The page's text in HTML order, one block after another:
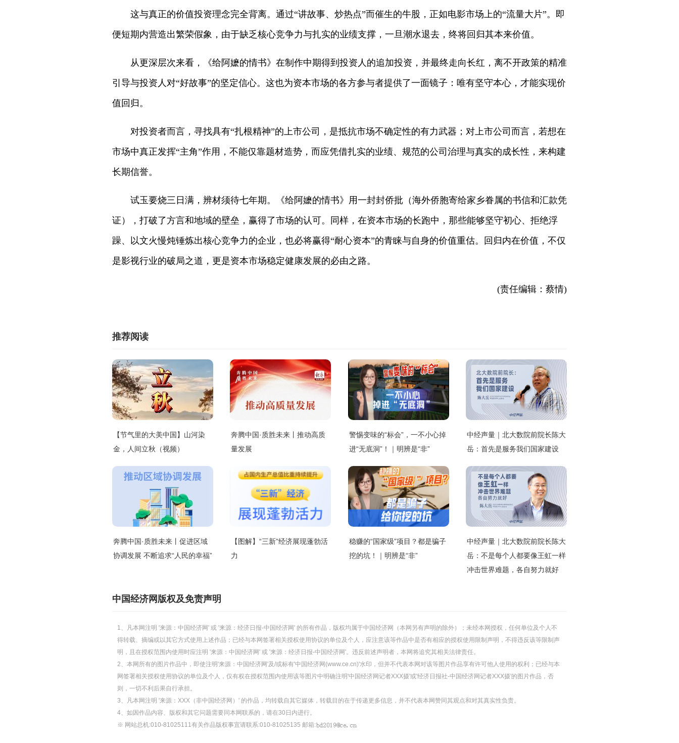
这与真正的价值投资理念完全背离。通过“讲故事、炒热点”而催生的牛股，正如电影市场上的“流量大片”。即
便短期内营造出繁荣假象，由于缺乏核心竞争力与扎实的业绩支撑，一旦潮水退去，终将回归其本来价值。
从更深层次来看，《给阿嬷的情书》在制作中期得到投资人的追加投资，并最终走向长红，离不开政策的精准
引导与投资人对“好故事”的坚定信心。这也为资本市场的各方参与者提供了一面镜子：唯有坚守本心，才能实现价
值回归。
对投资者而言，寻找具有“扎根精神”的上市公司，是抵抗市场不确定性的有力武器；对上市公司而言，若想在
市场中真正发挥“主角”作用，不能仅靠题材造势，而应凭借扎实的业绩、规范的公司治理与真实的成长性，来构建
长期信誉。
试玉要烧三日满，辨材须待七年期。《给阿嬷的情书》用一封封侨批（海外侨胞寄给家乡眷属的书信和汇款凭
证），打破了方言和地域的壁垒，赢得了市场的认可。同样，在资本市场的长跑中，那些能够坚守初心、拒绝浮
躁、以文火慢炖锤炼出核心竞争力的企业，也必将赢得“耐心资本”的青睐与自身的价值重估。回归内在价值，不仅
是影视行业的破局之道，更是资本市场稳定健康发展的必由之路。
(责任编辑：蔡情)
推荐阅读
【节气里的大美中国】山河染
金，人间立秋（视频）
奔腾中国·质胜未来丨推动高质
量发展
警惕变味的“标会”，一不小心掉
进“无底洞”！｜明辨是“非”
中经声量｜北大数院前院长陈大
岳：首先是服务我们国家建设
奔腾中国·质胜未来丨促进区域
协调发展 不断追求“人民的幸福”
【图解】“三新”经济展现蓬勃活
力
稳赚的“国家级”项目？都是骗子
挖的坑！｜明辨是“非”
中经声量｜北大数院前院长陈大
岳：不是每个人都要像王虹一样
冲击世界难题，各自努力就好
中国经济网版权及免责声明
1、凡本网注明 '来源：中国经济网' 或 '来源：经济日报-中国经济网' 的所有作品，版权均属于中国经济网（本网另有声明的除外）；未经本网授权，任何单位及个人不
得转载、摘编或以其它方式使用上述作品；已经与本网签署相关授权使用协议的单位及个人，应注意该等作品中是否有相应的授权使用限制声明，不得违反该等限制声
明，且在授权范围内使用时应注明 '来源：中国经济网' 或 '来源：经济日报-中国经济网'。违反前述声明者，本网将追究其相关法律责任。
2、本网所有的图片作品中，即使注明'来源：中国经济网'及/或标有'中国经济网(www.ce.cn)'水印，但并不代表本网对该等图片作品享有许可他人使用的权利；已经与本
网签署相关授权使用协议的单位及个人，仅有权在授权范围内使用该等图片中明确注明'中国经济网记者XXX摄'或'经济日报社-中国经济网记者XXX摄'的图片作品，否
则，一切不利后果自行承担。
3、凡本网注明 '来源：XXX（非中国经济网）' 的作品，均转载自其它媒体，转载目的在于传递更多信息，并不代表本网赞同其观点和对其真实性负责。
4、如因作品内容、版权和其它问题需要同本网联系的，请在30日内进行。
※ 网站总机:010-81025111有关作品版权事宜请联系:010-81025135 邮箱: